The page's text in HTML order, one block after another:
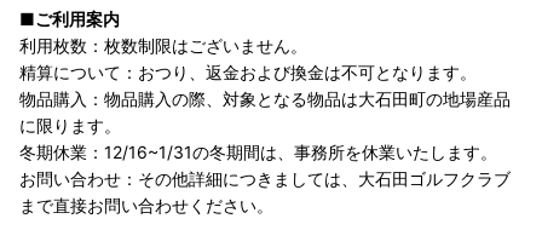
■ご利用案内
利用枚数：枚数制限はございません。
精算について：おつり、返金および換金は不可となります。
物品購入：物品購入の際、対象となる物品は大石田町の地場産品
に限ります。
冬期休業：12/16~1/31の冬期間は、事務所を休業いたします。
お問い合わせ：その他詳細につきましては、大石田ゴルフクラブ
まで直接お問い合わせください。